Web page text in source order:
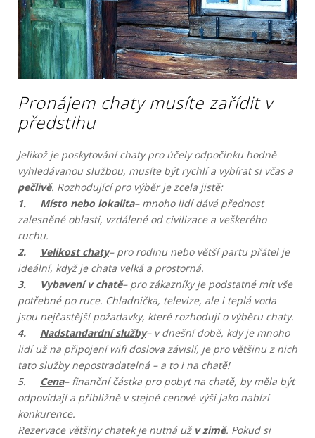
Pronájem chaty musíte zařídit v
předstihu
Jelikož je poskytování chaty pro účely odpočinku hodně
vyhledávanou službou, musíte být rychlí a vybírat si včas a
pečlivě. Rozhodující pro výběr je zcela jistě:
1. Místo nebo lokalita– mnoho lidí dává přednost
zalesněné oblasti, vzdálené od civilizace a veškerého
ruchu.
2.
Velikost chaty– pro rodinu nebo větší partu přátel je
ideální, když je chata velká a prostorná.
3.
Vybavení v chatě– pro zákazníky je podstatné mít vše
potřebné po ruce. Chladnička, televize, ale i teplá voda
jsou nejčastější požadavky, které rozhodují o výběru chaty.
4. Nadstandardní služby– v dnešní době, kdy je mnoho
lidí už na připojení wifi doslova závislí, je pro většinu z nich
tato služby nepostradatelná – a to i na chatě!
5. Cena– finanční částka pro pobyt na chatě, by měla být
odpovídají a přibližně v stejné cenové výši jako nabízí
konkurence.
Rezervace většiny chatek je nutná už v zimě. Pokud si